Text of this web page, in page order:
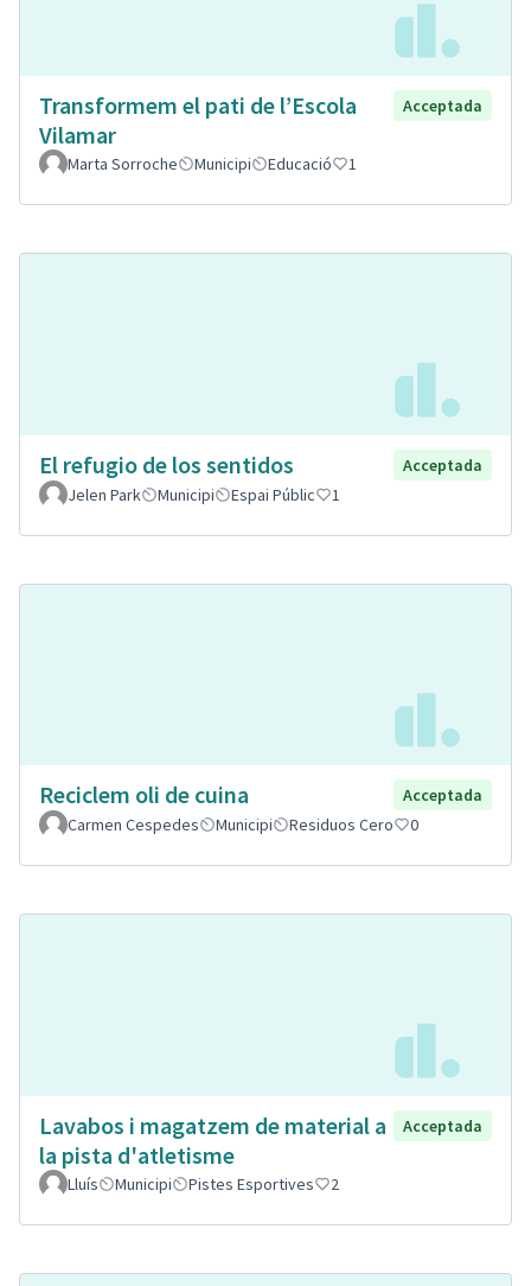
Transformem el pati de l’Escola
Vilamar
Acceptada
Marta Sorroche Municipi Educació 1
El refugio de los sentidos
Acceptada
Jelen Park
Municipi Espai Públic 1
Reciclem oli de cuina
Acceptada
Carmen Cespedes
Municipi Residuos Cero 0
Lavabos i magatzem de material a
la pista d'atletisme
Acceptada
Lluís Municipi Pistes Esportives 2